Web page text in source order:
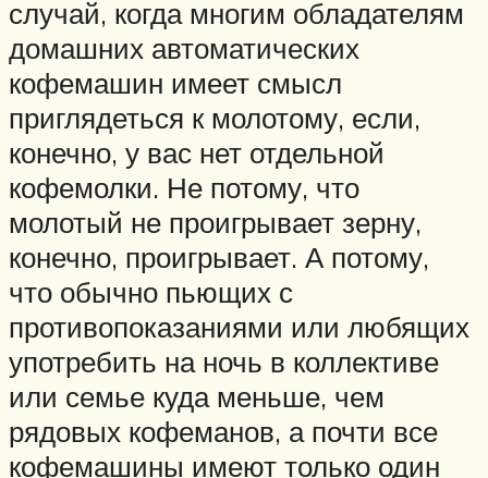
случай, когда многим обладателям
домашних автоматических
кофемашин имеет смысл
приглядеться к молотому, если,
конечно, у вас нет отдельной
кофемолки. Не потому, что
молотый не проигрывает зерну,
конечно, проигрывает. А потому,
что обычно пьющих с
противопоказаниями или любящих
употребить на ночь в коллективе
или семье куда меньше, чем
рядовых кофеманов, а почти все
кофемашины имеют только один